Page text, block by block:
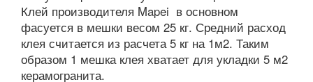
Клей производителя Mapei в основном
фасуется в мешки весом 25 кг. Средний расход
клея считается из расчета 5 кг на 1м2. Таким
образом 1 мешка клея хватает для укладки 5 м2
керамогранита.